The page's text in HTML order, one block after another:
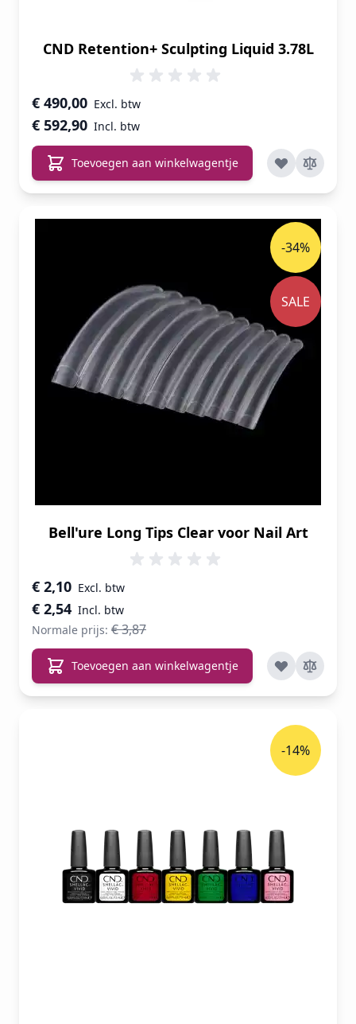
CND Retention+ Sculpting Liquid 3.78L
€ 592,90
€ 490,00
Toevoegen aan winkelwagentje
Bell'ure Long Tips Clear voor Nail Art
Speciale prijs
€ 2,54
€ 2,10
Normale prijs: € 3,87
-34%
SALE
Toevoegen aan winkelwagentje
-14%